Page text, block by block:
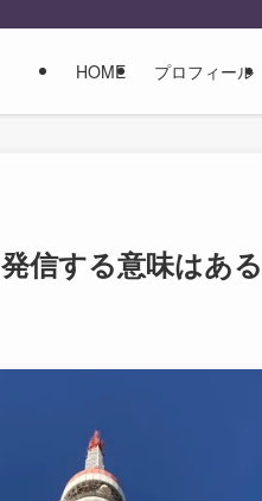
HOME プロフィール
信する意味はある